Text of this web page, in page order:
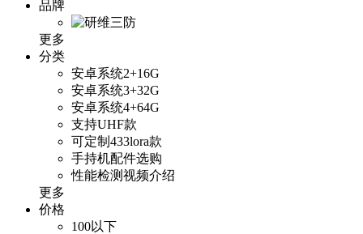
品牌
更多
分类
安卓系统2+16G
安卓系统3+32G
安卓系统4+64G
支持UHF款
可定制433lora款
手持机配件选购
性能检测视频介绍
更多
价格
100以下